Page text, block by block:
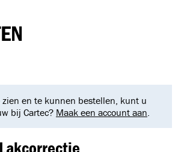
zien en te kunnen bestellen, kunt u
bij Cartec? Maak een account aan.